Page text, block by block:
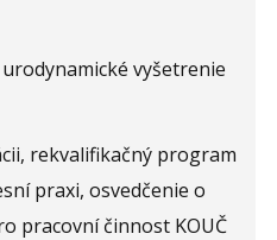
vyšetrenie
rekvalifikačný program
praxi, osvedčenie o
pracovní činnost KOUČ